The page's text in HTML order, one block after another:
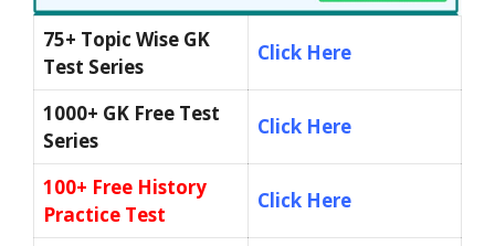
75+ Topic Wise GK
Test Series
Click Here
1000+ GK Free Test
Series
Click Here
100+ Free History
Practice Test
Click Here